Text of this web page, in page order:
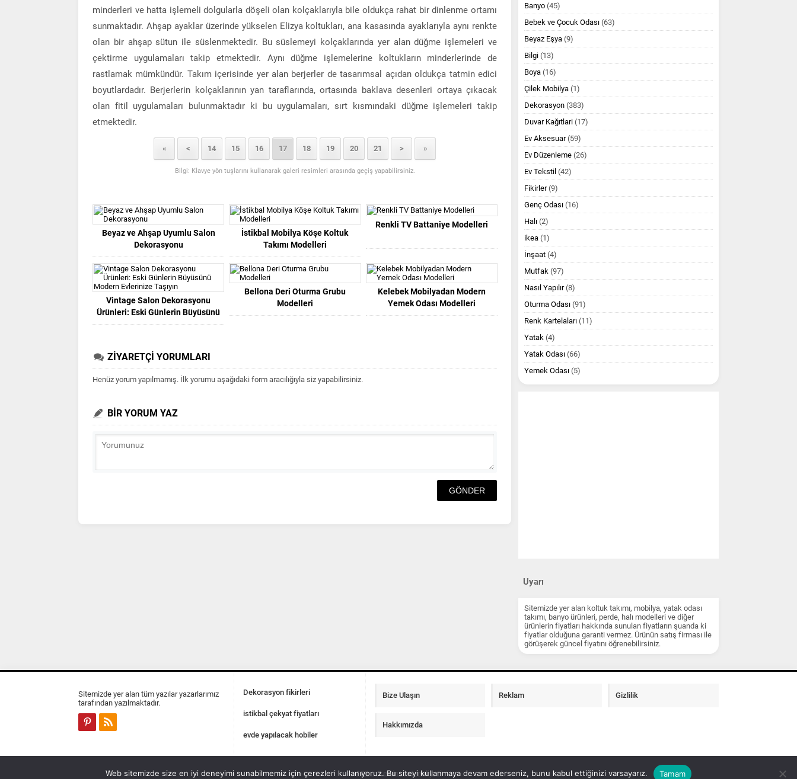
minderleri ve hatta işlemeli dolgularla döşeli olan kolçaklarıyla bile oldukça rahat bir dinlenme ortamı
sunmaktadır. Ahşap ayaklar üzerinde yükselen Elizya koltukları, ana kasasında ayaklarıyla aynı renkte
olan bir ahşap sütun ile süslenmektedir. Bu süslemeyi kolçaklarında yer alan düğme işlemeleri ve
çektirme uygulamaları takip etmektedir. Aynı düğme işlemelerine koltukların minderlerinde de
rastlamak mümkündür. Takım içerisinde yer alan berjerler de tasarımsal açıdan oldukça tatmin edici
boyutlardadır. Berjerlerin kolçaklarının yan taraflarında, ortasında baklava desenleri ortaya çıkacak
olan fitil uygulamaları bulunmaktadır ki bu uygulamaları, sırt kısmındaki düğme işlemeleri takip
etmektedir.
« < 14 15 16 17 18 19 20 21 > »
Bilgi: Klavye yön tuşlarını kullanarak galeri resimleri arasında geçiş yapabilirsiniz.
Beyaz ve Ahşap Uyumlu Salon
Dekorasyonu
İstikbal Mobilya Köşe Koltuk
Takımı Modelleri
Renkli TV Battaniye Modelleri
Vintage Salon Dekorasyonu
Ürünleri: Eski Günlerin Büyüsünü
Modern Evlerinize Taşıyın
Bellona Deri Oturma Grubu
Modelleri
Kelebek Mobilyadan Modern
Yemek Odası Modelleri
ZİYARETÇİ YORUMLARI
Henüz yorum yapılmamış. İlk yorumu aşağıdaki form aracılığıyla siz yapabilirsiniz.
BİR YORUM YAZ
Banyo (45)
Bebek ve Çocuk Odası (63)
Beyaz Eşya (9)
Bilgi (13)
Boya (16)
Çilek Mobilya (1)
Dekorasyon (383)
Duvar Kağıtlari (17)
Ev Aksesuar(59)
Ev Düzenleme (26)
Ev Tekstil (42)
Fikirler(9)
Genç Odası (16)
Halı (2)
ikea (1)
İnşaat (4)
Mutfak (97)
Nasıl Yapılır(8)
Oturma Odası (91)
Renk Kartelaları (11)
Yatak (4)
Yatak Odası (66)
Yemek Odası (5)
Uyarı
Sitemizde yer alan koltuk takımı, mobilya, yatak odası
takımı, banyo ürünleri, perde, halı modelleri ve diğer
ürünlerin fiyatları hakkında sunulan fiyatların şuanda ki
fiyatlar olduğuna garanti vermez. Ürünün satış firması ile
görüşerek güncel fiyatını öğrenebilirsiniz.
Sitemizde yer alan tüm yazılar yazarlarımız
tarafından yazılmaktadır.
Dekorasyon fikirleri
istikbal çekyat fiyatları
evde yapılacak hobiler
Bize Ulaşın Reklam Gizlilik
Hakkımızda
100 m2 ev insaat maliyeti
Web sitemizde size en iyi deneyimi sunabilmemiz için çerezleri kullanıyoruz. Bu siteyi kullanmaya devam ederseniz, bunu kabul ettiğinizi varsayarız. Tamam